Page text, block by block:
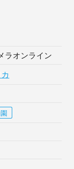
ラオンライン